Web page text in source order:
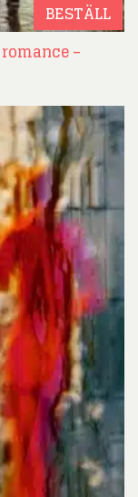
BESTÄLL
–